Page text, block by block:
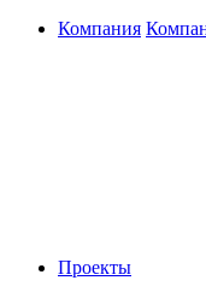
Компания
Проекты